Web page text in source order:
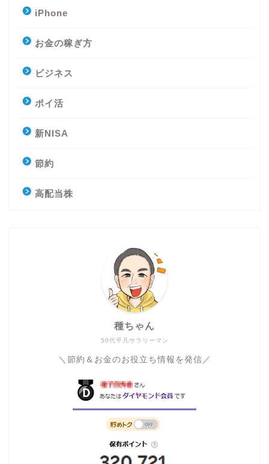
iPhone
お金の稼ぎ方
ビジネス
ポイ活
新NISA
節約
高配当株
50代平凡サラリーマン
種ちゃん
＼節約＆お金のお役立ち情報を発信／